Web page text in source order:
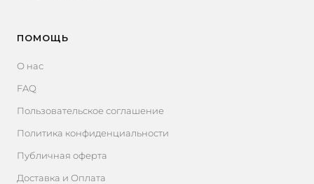
ПОМОЩЬ
О нас
FAQ
Пользовательское соглашение
Политика конфиденциальности
Публичная оферта
Доставка и Оплата